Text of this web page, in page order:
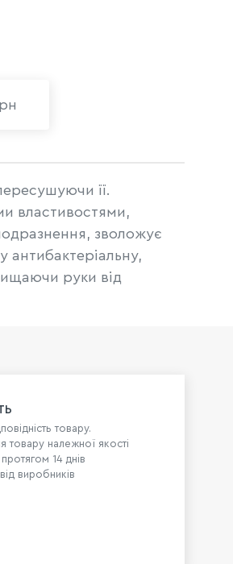
її.
властивостями,
зволожує
руки від
товару.
товару належної якості
14 днів
виробників